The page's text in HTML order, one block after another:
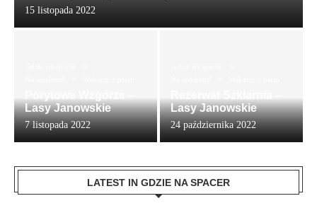
15 listopada 2022
Lasy Janowskie
7 listopada 2022
Lasy Janowskie
24 października 2022
LATEST IN GDZIE NA SPACER